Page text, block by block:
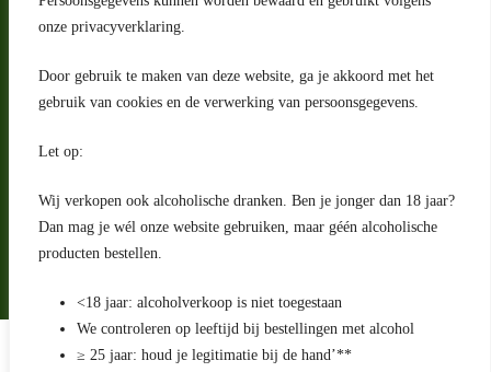
onze privacyverklaring.
Door gebruik te maken van deze website, ga je akkoord met het
gebruik van cookies en de verwerking van persoonsgegevens.
Let op:
Wij verkopen ook alcoholische dranken. Ben je jonger dan 18 jaar?
Dan mag je wél onze website gebruiken, maar géén alcoholische
producten bestellen.
<18 jaar: alcoholverkoop is niet toegestaan
We controleren op leeftijd bij bestellingen met alcohol
≥ 25 jaar: houd je legitimatie bij de hand’**
2993 LW Barendrecht
Nederland
Contact
klantenservice@portugeseproducten.nl
Facebook
Herroepingsrecht
Bij bezorging van alcoholhoudende dranken voert de bezorger
Algemene voorwaarden